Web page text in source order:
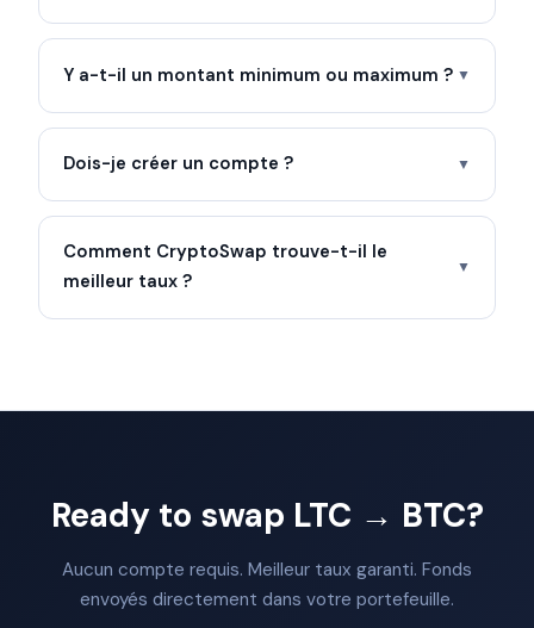
Y a-t-il un montant minimum ou maximum ? ▼
Dois-je créer un compte ? ▼
Comment CryptoSwap trouve-t-il le
meilleur taux ?
▼
Ready to swap LTC → BTC?
Aucun compte requis. Meilleur taux garanti. Fonds
envoyés directement dans votre portefeuille.